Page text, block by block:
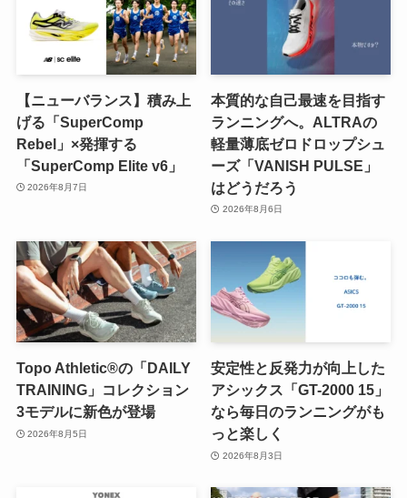
【ニューバランス】積み上
げる「SuperComp
Rebel」×発揮する
「SuperComp Elite v6」
2026年8月7日
本質的な自己最速を目指す
ランニングへ。ALTRAの
軽量薄底ゼロドロップシュ
ーズ「VANISH PULSE」
はどうだろう
2026年8月6日
Topo Athletic®の「DAILY
TRAINING」コレクション
3モデルに新色が登場
2026年8月5日
安定性と反発力が向上した
アシックス「GT-2000 15」
なら毎日のランニングがも
っと楽しく
2026年8月3日